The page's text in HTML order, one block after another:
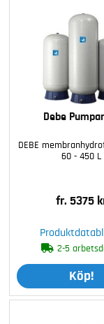
Debe
DEBE
60 - 450 L
fr. 5375
2-5
Köp!